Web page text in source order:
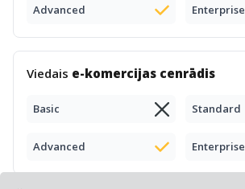
Advanced Enterprise
Viedais e-komercijas cenrādis
Basic Standard
Advanced Enterprise